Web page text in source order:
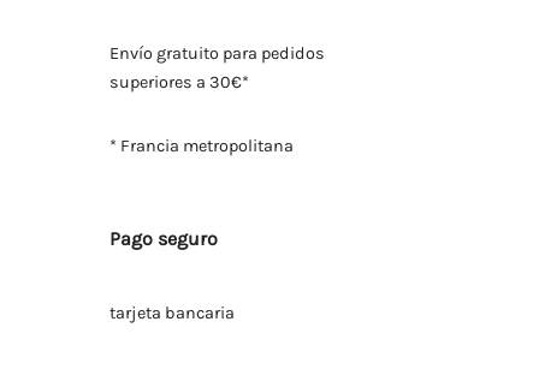
Envío gratuito para pedidos
superiores a 30€*
* Francia metropolitana
Pago seguro
tarjeta bancaria